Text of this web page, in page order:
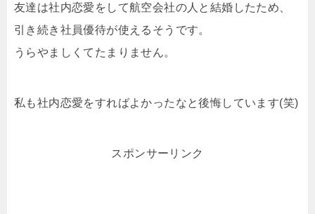
友達は社内恋愛をして航空会社の人と結婚したため、
引き続き社員優待が使えるそうです。
うらやましくてたまりません。
私も社内恋愛をすればよかったなと後悔しています(笑)
スポンサーリンク